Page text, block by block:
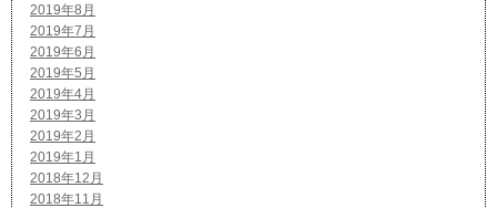
2019年8月
2019年7月
2019年6月
2019年5月
2019年4月
2019年3月
2019年2月
2019年1月
2018年12月
2018年11月